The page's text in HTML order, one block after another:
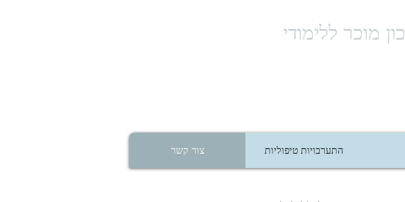
מוכר ללימודי
צור קשר התערבויות טיפוליות